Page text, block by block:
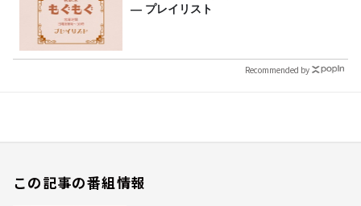
― プレイリスト
Recommended by
この記事の番組情報